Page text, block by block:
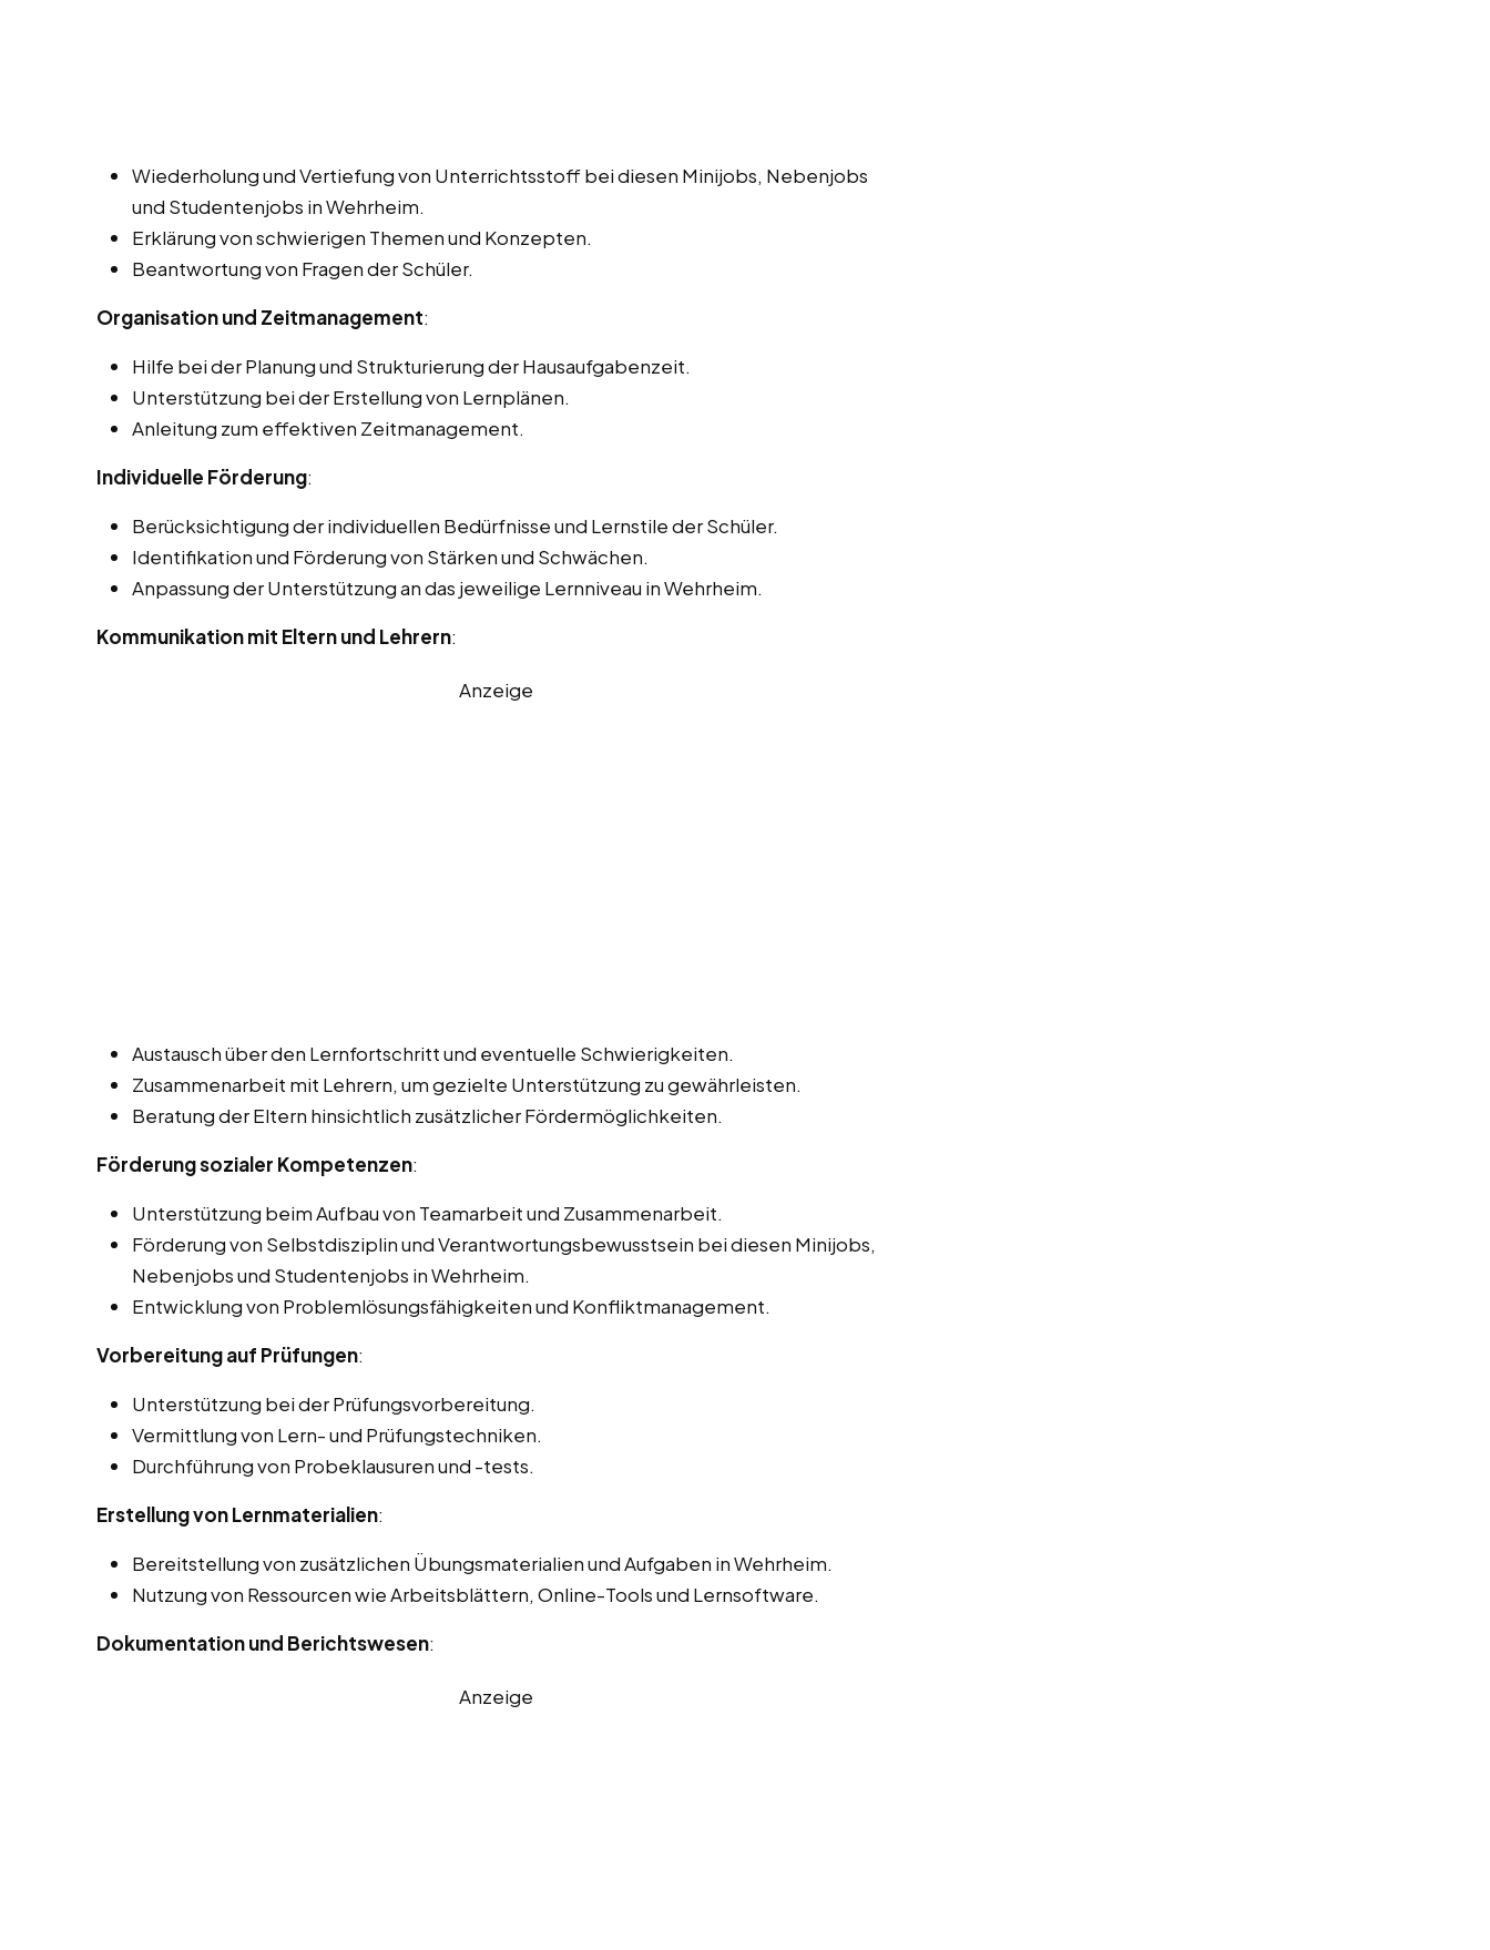
Wiederholung und Vertiefung von Unterrichtsstoff bei diesen Minijobs, Nebenjobs
und Studentenjobs in Wehrheim.
Erklärung von schwierigen Themen und Konzepten.
Beantwortung von Fragen der Schüler.
Organisation und Zeitmanagement:
Hilfe bei der Planung und Strukturierung der Hausaufgabenzeit.
Unterstützung bei der Erstellung von Lernplänen.
Anleitung zum effektiven Zeitmanagement.
Individuelle Förderung:
Berücksichtigung der individuellen Bedürfnisse und Lernstile der Schüler.
Identifikation und Förderung von Stärken und Schwächen.
Anpassung der Unterstützung an das jeweilige Lernniveau in Wehrheim.
Kommunikation mit Eltern und Lehrern:
Anzeige
Austausch über den Lernfortschritt und eventuelle Schwierigkeiten.
Zusammenarbeit mit Lehrern, um gezielte Unterstützung zu gewährleisten.
Beratung der Eltern hinsichtlich zusätzlicher Fördermöglichkeiten.
Förderung sozialer Kompetenzen:
Unterstützung beim Aufbau von Teamarbeit und Zusammenarbeit.
Förderung von Selbstdisziplin und Verantwortungsbewusstsein bei diesen Minijobs,
Nebenjobs und Studentenjobs in Wehrheim.
Entwicklung von Problemlösungsfähigkeiten und Konfliktmanagement.
Vorbereitung auf Prüfungen:
Unterstützung bei der Prüfungsvorbereitung.
Vermittlung von Lern- und Prüfungstechniken.
Durchführung von Probeklausuren und -tests.
Erstellung von Lernmaterialien:
Bereitstellung von zusätzlichen Übungsmaterialien und Aufgaben in Wehrheim.
Nutzung von Ressourcen wie Arbeitsblättern, Online-Tools und Lernsoftware.
Dokumentation und Berichtswesen:
Anzeige